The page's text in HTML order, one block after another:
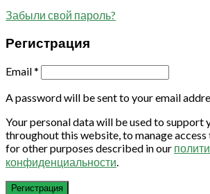
Забыли свой пароль?
Регистрация
Email*
A password will be sent to your email
Your personal data will be used to support
throughout this website, to manage
for other purposes described in our
конфиденциальности
Регистрация